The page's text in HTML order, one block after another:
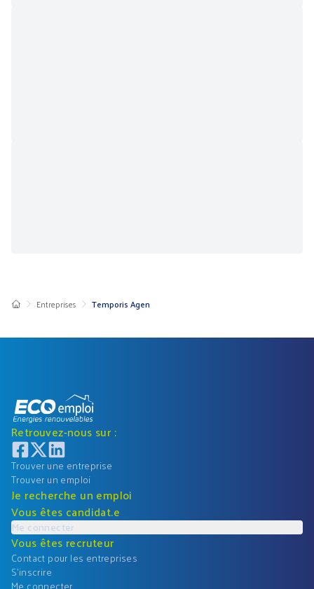
Entreprises Temporis Agen
Retrouvez-nous sur :
Trouver une entreprise
Trouver un emploi
Je recherche un emploi
Vous êtes candidat.e
Me connecter
Vous êtes recruteur
Contact pour les entreprises
S'inscrire